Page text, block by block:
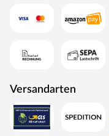
Versandarten